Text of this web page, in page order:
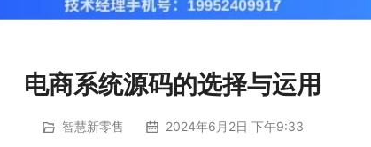
电商系统源码的选择与运用
智慧新零售 2024年6月2日 下午9:33